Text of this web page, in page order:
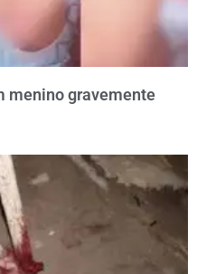
menino gravemente